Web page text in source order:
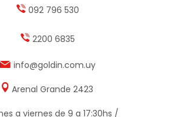
092 796 530
2200 6835
info@goldin.com.uy
Arenal Grande 2423
a viernes de 9 a 17:30hs /